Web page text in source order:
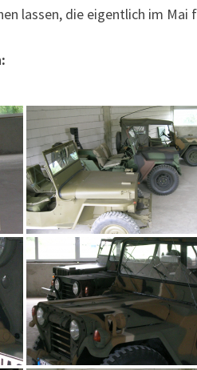
lassen, die eigentlich im Mai